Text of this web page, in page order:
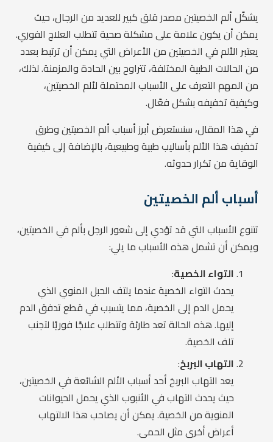
يشكّل ألم الخصيتين مصدر قلق كبير للعديد من الرجال، حيث
يمكن أن يكون علامة على مشكلة صحية تتطلب العلاج الفوري.
يعتبر الألم في الخصيتين من الأعراض التي يمكن أن ترتبط بعدد
من الحالات الطبية المختلفة، تتراوح بين الحادة والمزمنة. لذلك،
من المهم التعرف على الأسباب المحتملة لألم الخصيتين،
وكيفية تخفيفه بشكل فعّال.
في هذا المقال، سنستعرض أبرز أسباب ألم الخصيتين وطرق
تخفيف هذا الألم بأساليب طبية وطبيعية، بالإضافة إلى كيفية
الوقاية من تكرار حدوثه.
أسباب ألم الخصيتين
تتنوع الأسباب التي قد تؤدي إلى شعور الرجل بألم في الخصيتين،
ويمكن أن تشمل هذه الأسباب ما يلي:
التواء الخصية:
يحدث التواء الخصية عندما يلتف الحبل المنوي الذي
يحمل الدم إلى الخصية، مما يتسبب في قطع تدفق الدم
إليها. هذه الحالة تعد طارئة وتتطلب علاجًا فوريًا لتجنب
تلف الخصية.
التهاب البربخ:
يعد التهاب البربخ أحد أسباب الألم الشائعة في الخصيتين،
حيث يحدث التهاب في الأنبوب الذي يحمل الحيوانات
المنوية من الخصية. يمكن أن يصاحب هذا الالتهاب
أعراض أخرى مثل الحمى.